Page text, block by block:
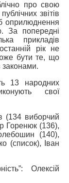
про свою
звітів
б оприлюднення
За попередні
прикладів
рік не
бути те, що
законами.
13 народних
свої
(134 виборчий
Горенюк (136),
(140),
(список), Іван
Олексій